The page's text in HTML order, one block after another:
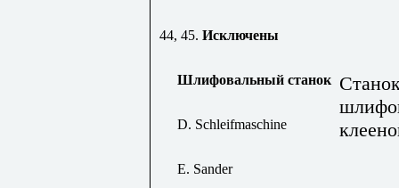
44, 45. Исключены
Шлифовальный станок
D. Schleifmaschine
E. Sander